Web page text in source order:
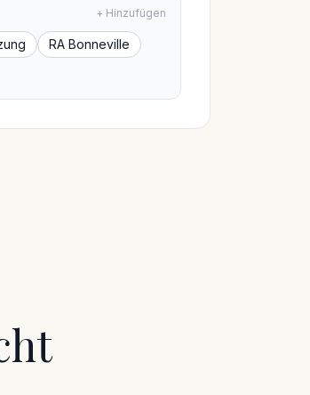
+ Hinzufügen
RA Bonneville